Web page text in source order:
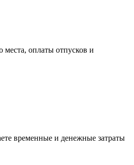
места, оплаты отпусков и
временные и денежные затраты